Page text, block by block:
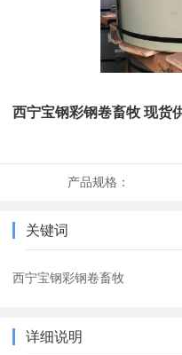
西宁宝钢彩钢卷畜牧 现货
产品规格：
关键词
西宁宝钢彩钢卷畜牧
详细说明